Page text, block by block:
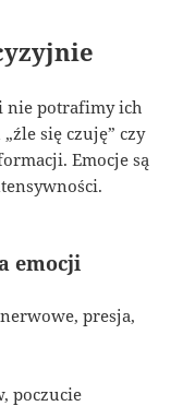
nie potrafimy ich
się czuję” czy
Emocje są
emocji
presja,
poczucie